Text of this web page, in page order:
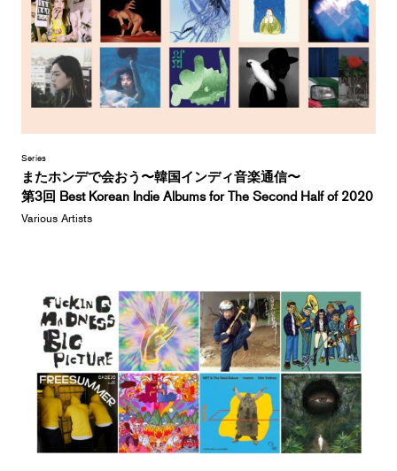
Series
またホンデで会おう〜韓国インディ音楽通信〜
第3回 Best Korean Indie Albums for The Second Half of 2020
Various Artists